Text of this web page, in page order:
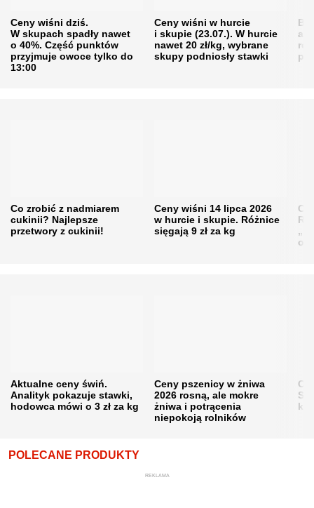
Ceny wiśni dziś.
W skupach spadły nawet
o 40%. Część punktów
przyjmuje owoce tylko do
13:00
Ceny wiśni w hurcie
i skupie (23.07.). W hurcie
nawet 20 zł/kg, wybrane
skupy podniosły stawki
Co zrobić z nadmiarem
cukinii? Najlepsze
przetwory z cukinii!
Ceny wiśni 14 lipca 2026
w hurcie i skupie. Różnice
sięgają 9 zł za kg
Aktualne ceny świń.
Analityk pokazuje stawki,
hodowca mówi o 3 zł za kg
Ceny pszenicy w żniwa
2026 rosną, ale mokre
żniwa i potrącenia
niepokoją rolników
POLECANE PRODUKTY
REKLAMA